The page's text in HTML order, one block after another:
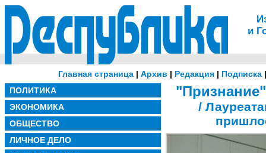
и
Главная страница | Архив | Редакция | Подписка
ПОЛИТИКА
ЭКОНОМИКА
ОБЩЕСТВО
ЛИЧНОЕ ДЕЛО
/